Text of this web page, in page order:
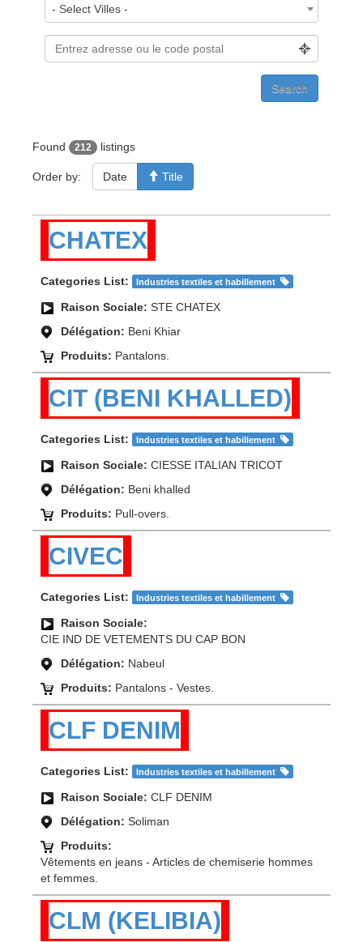
- Select Villes -
Found 212 listings
Order by: Date Title
CHATEX
Categories List: Industries textiles et habillement
Raison Sociale: STE CHATEX
Délégation: Beni Khiar
Produits: Pantalons.
CIT (BENI KHALLED)
Categories List: Industries textiles et habillement
Raison Sociale: CIESSE ITALIAN TRICOT
Délégation: Beni khalled
Produits: Pull-overs.
CIVEC
Categories List: Industries textiles et habillement
Raison Sociale:
CIE IND DE VETEMENTS DU CAP BON
Délégation: Nabeul
Produits: Pantalons - Vestes.
CLF DENIM
Categories List: Industries textiles et habillement
Raison Sociale: CLF DENIM
Délégation: Soliman
Produits:
Vêtements en jeans - Articles de chemiserie hommes
et femmes.
CLM (KELIBIA)